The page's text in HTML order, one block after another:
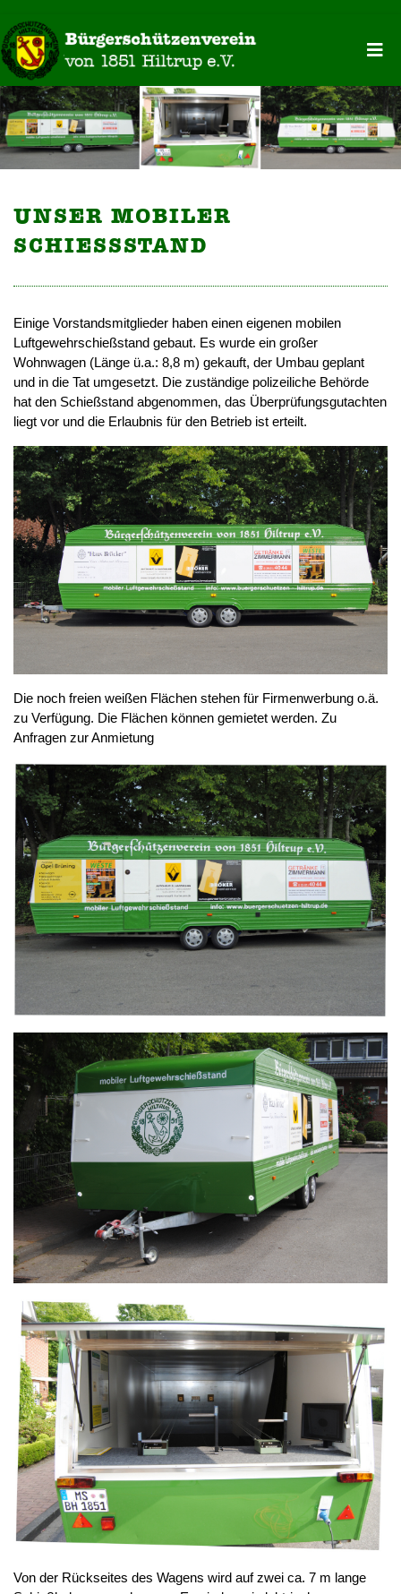
UNSER MOBILER
SCHIESSSTAND
Einige Vorstandsmitglieder haben einen eigenen mobilen
Luftgewehrschießstand gebaut. Es wurde ein großer
Wohnwagen (Länge ü.a.: 8,8 m) gekauft, der Umbau geplant
und in die Tat umgesetzt. Die zuständige polizeiliche Behörde
hat den Schießstand abgenommen, das Überprüfungsgutachten
liegt vor und die Erlaubnis für den Betrieb ist erteilt.
Die noch freien weißen Flächen stehen für Firmenwerbung o.ä.
zu Verfügung. Die Flächen können gemietet werden. Zu
Anfragen zur Anmietung
Von der Rückseites des Wagens wird auf zwei ca. 7 m lange